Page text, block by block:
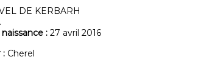
DE KERBARH
: 27 avril 2016
: Cherel